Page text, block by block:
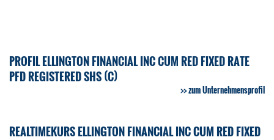
PROFIL ELLINGTON FINANCIAL INC CUM RED FIXED RATE
PFD REGISTERED SHS (C)
zum Unternehmensprofil
REALTIMEKURS ELLINGTON FINANCIAL INC CUM RED FIXED